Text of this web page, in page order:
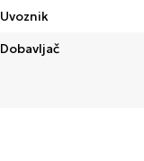
Uvoznik
Dobavljač